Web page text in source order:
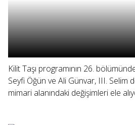
Kilit Taşı programının 26.
Seyfi Öğün ve Ali Günvar, III. Selim
mimari alanındaki değişimleri ele